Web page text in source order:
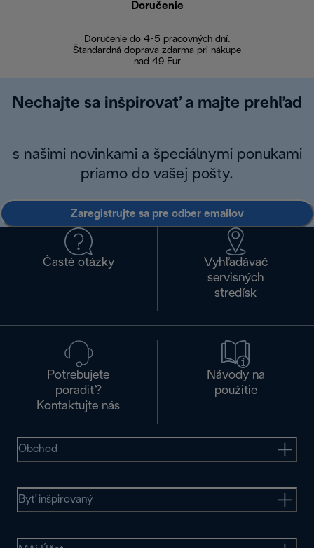
Doručenie
Doručenie do 4-5 pracovných dní.
Štandardná doprava zdarma pri nákupe
nad 49 Eur
Nechajte sa inšpirovať a majte prehľad
s našimi novinkami a špeciálnymi ponukami
priamo do vašej pošty.
Zaregistrujte sa pre odber emailov
Časté otázky
Vyhľadávač
servisných
stredísk
Potrebujete
poradiť?
Kontaktujte nás
Návody na
použitie
Obchod
Byť inšpirovaný